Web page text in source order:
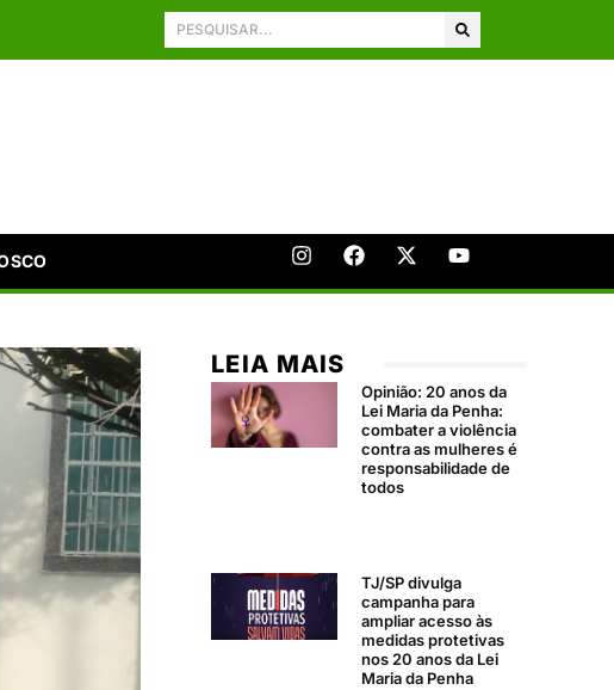
LEIA MAIS
Opinião: 20 anos da
Lei Maria da Penha:
combater a violência
contra as mulheres é
responsabilidade de
todos
TJ/SP divulga
campanha para
ampliar acesso às
medidas protetivas
nos 20 anos da Lei
Maria da Penha